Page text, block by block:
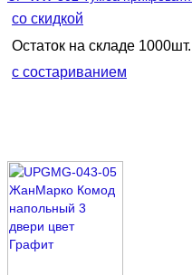
со скидкой
Остаток на складе 1000шт.
с состариванием